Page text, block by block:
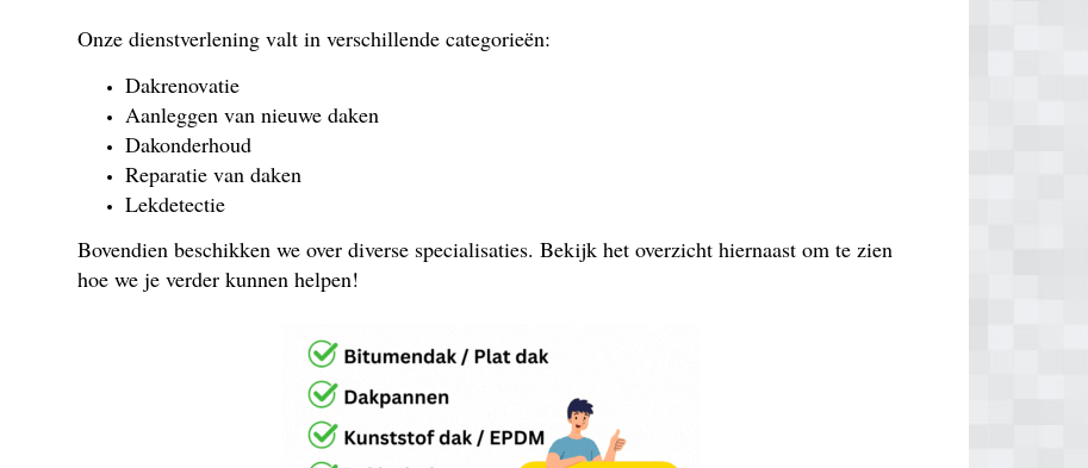
Onze dienstverlening valt in verschillende categorieën:
Dakrenovatie
Aanleggen van nieuwe daken
Dakonderhoud
Reparatie van daken
Lekdetectie
Bovendien beschikken we over diverse specialisaties. Bekijk het overzicht hiernaast om te zien
hoe we je verder kunnen helpen!